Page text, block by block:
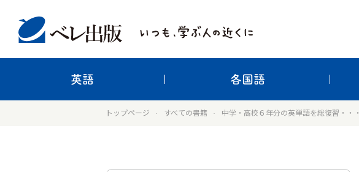
英語 各国語
トップページ すべての書籍 中学・高校６年分の英単語を総復習・・・